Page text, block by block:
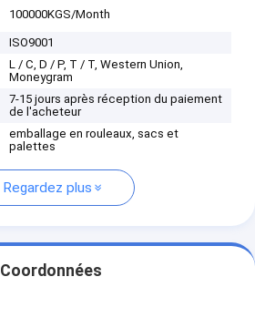
100000KGS/Month
ISO9001
L / C, D / P, T / T, Western Union,
Moneygram
7-15 jours après réception du paiement
de l'acheteur
emballage en rouleaux, sacs et
palettes
Regardez plus
Coordonnées